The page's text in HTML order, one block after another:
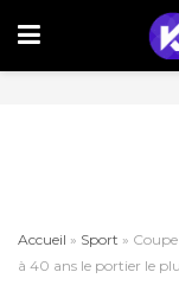
Accueil » Sport »
à 40 ans le portier le